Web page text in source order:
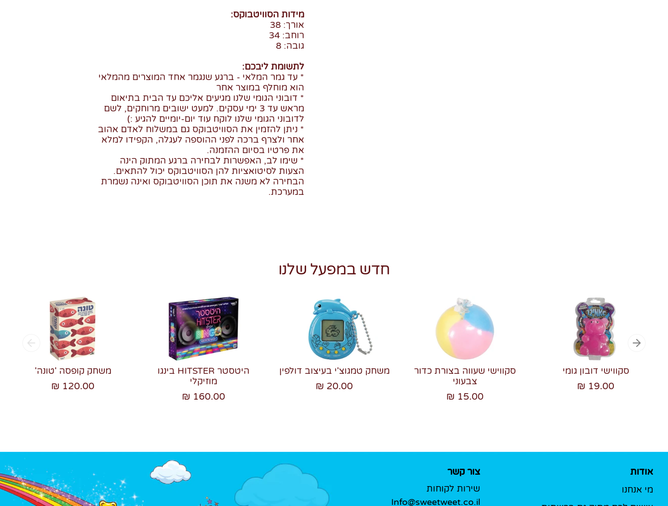
מידות הסוויטבוקס:
אורך: 38
רוחב: 34
גובה: 8
לתשומת ליבכם:
* עד גמר המלאי - ברגע שנגמר אחד המוצרים מהמלאי
הוא מוחלף במוצר אחר
* דובוני הגומי שלנו מגיעים אליכם עד הבית בתיאום
מראש עד 3 ימי עסקים. למעט ישובים מרוחקים, לשם
לדובוני הגומי שלנו לוקח עוד יום-יומיים להגיע :)
* ניתן להזמין את הסוויטבוקס גם במשלוח לאדם אהוב
אחר ולצרף ברכה לפני ההוספה לעגלה, הקפידו למלא
את פרטיו בסיום ההזמנה.
* שימו לב, האפשרות לבחירה ברגע המתוק הינה
הצעות לסיטואציות להן הסוויטבוקס יכול להתאים.
הבחירה לא משנה את תוכן הסוויטבוקס ואינה נשמרת
במערכת.
חדש במפעל שלנו
משחק קופסה 'טונה'
120.00 ₪
היטסטר HITSTER בינגו
מוזיקלי
160.00 ₪
משחק טמגוצ'י בעיצוב דולפין
20.00 ₪
סקווישי שעווה בצורת כדור
צבעוני
15.00 ₪
סקווישי דובון גומי
19.00 ₪
אודות
מי אנחנו
צור קשר
שירות לקוחות
Info@sweetweet.co.il